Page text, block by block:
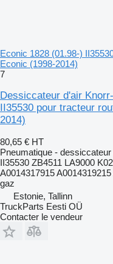
Econic 1828 (01.98-)
Econic (1998-2014)
7
Dessiccateur d'air
II35530 pour tracteur
2014)
80,65 € HT
Pneumatique - dessiccateur
II35530 ZB4511 LA9000
A0014317915
gaz
Estonie, Tallinn
TruckParts Eesti OÜ
Contacter le vendeur